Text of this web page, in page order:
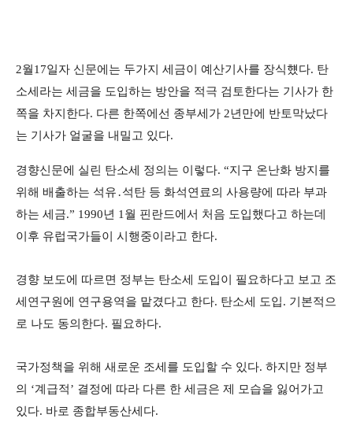
2월17일자 신문에는 두가지 세금이 예산기사를 장식헀다. 탄
소세라는 세금을 도입하는 방안을 적극 검토한다는 기사가 한
쪽을 차지한다. 다른 한쪽에선 종부세가 2년만에 반토막났다
는 기사가 얼굴을 내밀고 있다.
경향신문에 실린 탄소세 정의는 이렇다. “지구 온난화 방지를
위해 배출하는 석유․석탄 등 화석연료의 사용량에 따라 부과
하는 세금.” 1990년 1월 핀란드에서 처음 도입했다고 하는데
이후 유럽국가들이 시행중이라고 한다.
경향 보도에 따르면 정부는 탄소세 도입이 필요하다고 보고 조
세연구원에 연구용역을 맡겼다고 한다. 탄소세 도입. 기본적으
로 나도 동의한다. 필요하다.
국가정책을 위해 새로운 조세를 도입할 수 있다. 하지만 정부
의 ‘계급적’ 결정에 따라 다른 한 세금은 제 모습을 잃어가고
있다. 바로 종합부동산세다.